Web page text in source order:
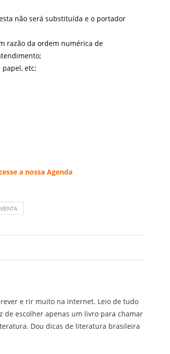
não será substituída e o portador
razão da ordem numérica de
etc;
a nossa Agenda
e rir muito na internet. Leio de tudo
de escolher apenas um livro para chamar
Dou dicas de literatura brasileira